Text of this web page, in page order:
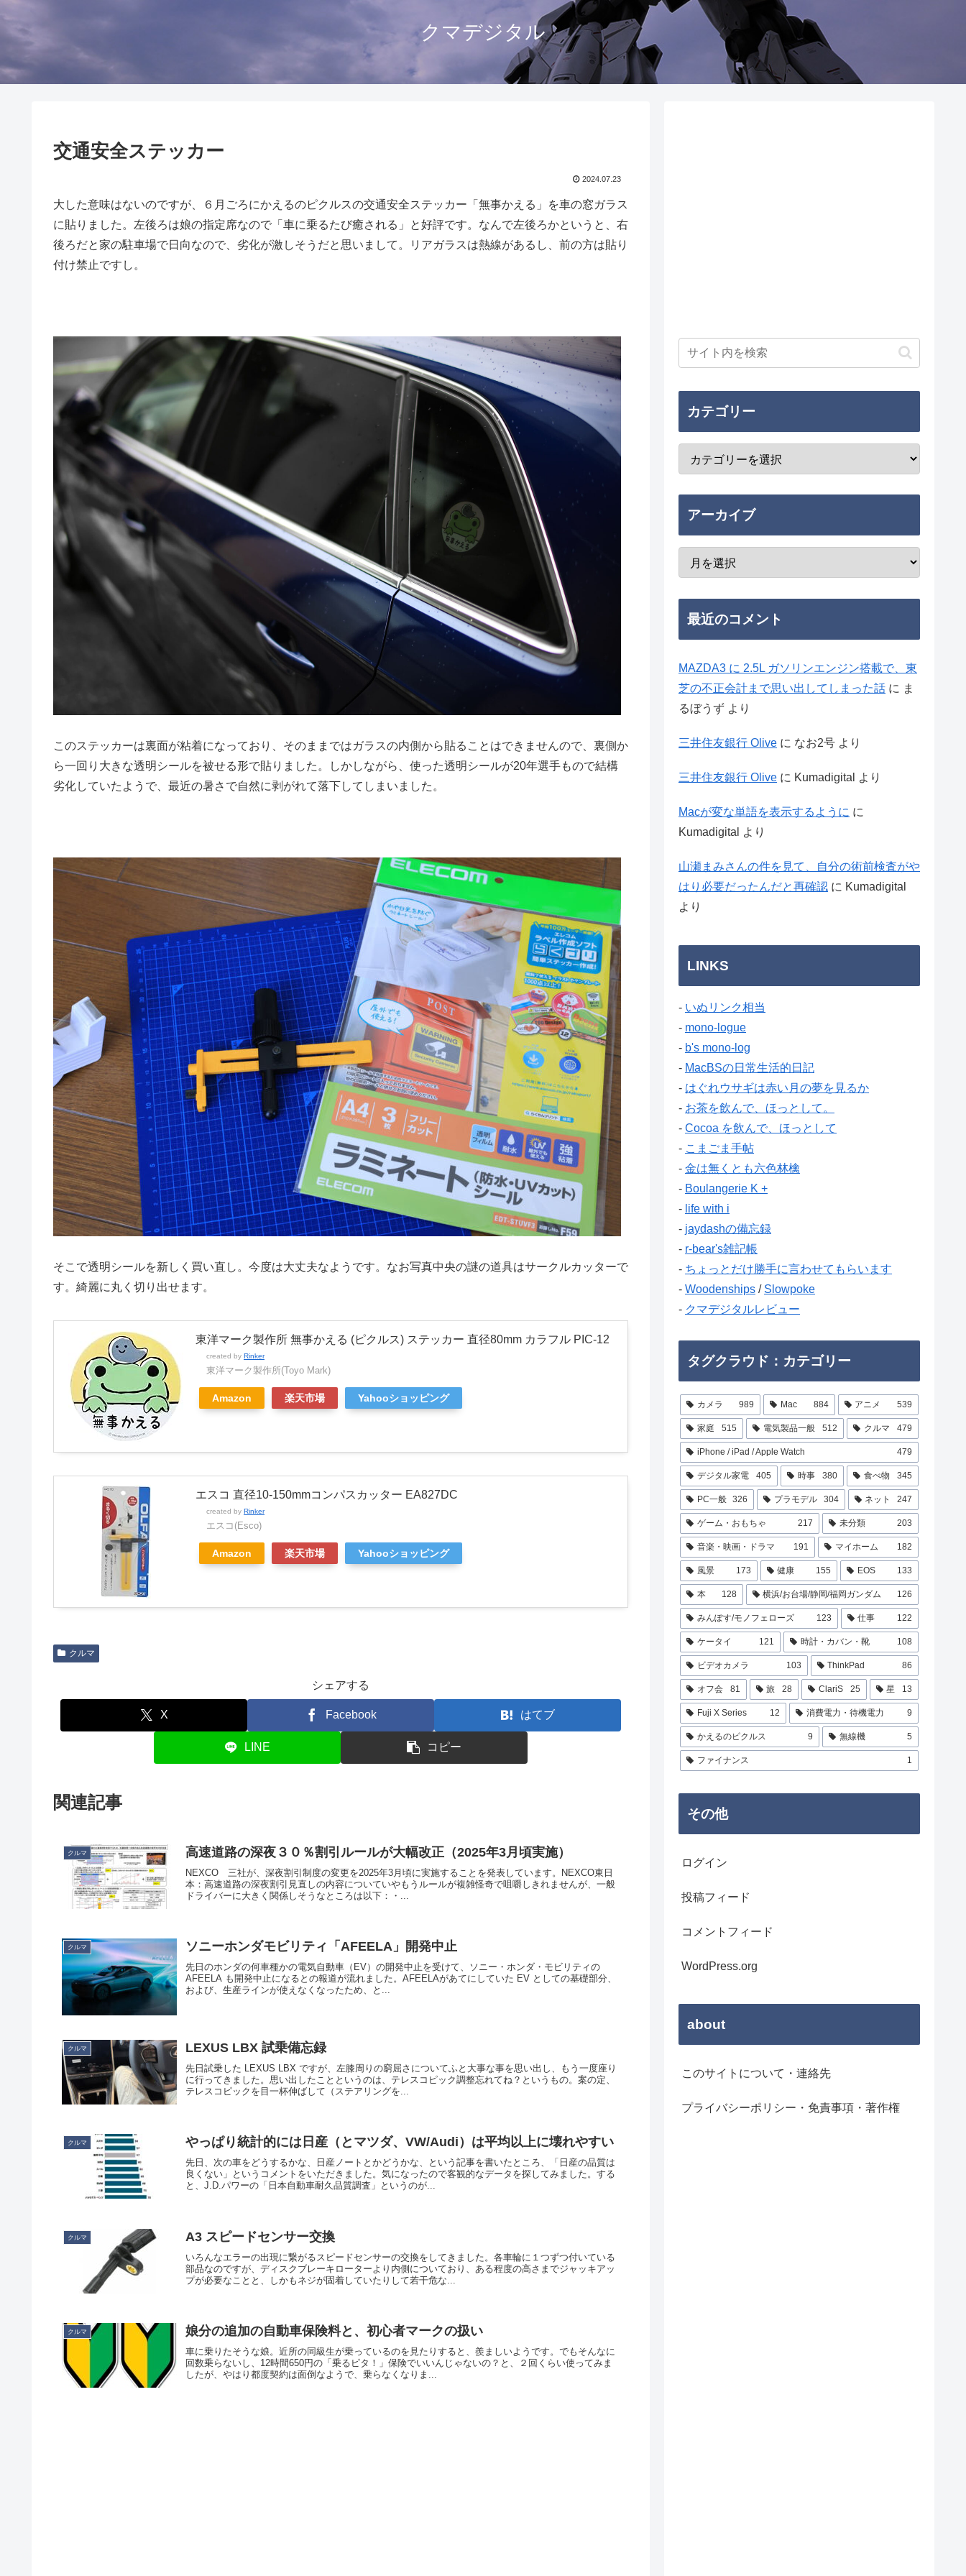
クマデジタル
交通安全ステッカー
2024.07.23
大した意味はないのですが、６月ごろにかえるのピクルスの交通安全ステッカー「無事かえる」を車の窓ガラス
に貼りました。左後ろは娘の指定席なので「車に乗るたび癒される」と好評です。なんで左後ろかというと、右
後ろだと家の駐車場で日向なので、劣化が激しそうだと思いまして。リアガラスは熱線があるし、前の方は貼り
付け禁止ですし。
このステッカーは裏面が粘着になっており、そのままではガラスの内側から貼ることはできませんので、裏側か
ら一回り大きな透明シールを被せる形で貼りました。しかしながら、使った透明シールが20年選手もので結構
劣化していたようで、最近の暑さで自然に剥がれて落下してしまいました。
そこで透明シールを新しく買い直し。今度は大丈夫なようです。なお写真中央の謎の道具はサークルカッターで
す。綺麗に丸く切り出せます。
東洋マーク製作所 無事かえる (ピクルス) ステッカー 直径80mm カラフル PIC-12
created by Rinker
東洋マーク製作所(Toyo Mark)
Amazon 楽天市場 Yahooショッピング
エスコ 直径10-150mmコンパスカッター EA827DC
created by Rinker
エスコ(Esco)
Amazon 楽天市場 Yahooショッピング
クルマ
シェアする
X Facebook はてブ
LINE コピー
関連記事
クルマ 高速道路の深夜３０％割引ルールが大幅改正（2025年3月頃実施）
NEXCO 三社が、深夜割引制度の変更を2025年3月頃に実施することを発表しています。NEXCO東日
本：高速道路の深夜割引見直しの内容についていやもうルールが複雑怪奇で咀嚼しきれませんが、一般
ドライバーに大きく関係しそうなところは以下：・...
クルマ ソニーホンダモビリティ「AFEELA」開発中止
先日のホンダの何車種かの電気自動車（EV）の開発中止を受けて、ソニー・ホンダ・モビリティの
AFEELA も開発中止になるとの報道が流れました。AFEELAがあてにしていた EV としての基礎部分、
および、生産ラインが使えなくなったため、と...
クルマ LEXUS LBX 試乗備忘録
先日試乗した LEXUS LBX ですが、左膝周りの窮屈さについてふと大事な事を思い出し、もう一度座り
に行ってきました。思い出したことというのは、テレスコピック調整忘れてね？というもの。案の定、
テレスコピックを目一杯伸ばして（ステアリングを...
クルマ やっぱり統計的には日産（とマツダ、VW/Audi）は平均以上に壊れやすい
先日、次の車をどうするかな、日産ノートとかどうかな、という記事を書いたところ、「日産の品質は
良くない」というコメントをいただきました。気になったので客観的なデータを探してみました。する
と、J.D.パワーの「日本自動車耐久品質調査」というのが...
クルマ A3 スピードセンサー交換
いろんなエラーの出現に繋がるスピードセンサーの交換をしてきました。各車輪に１つずつ付いている
部品なのですが、ディスクブレーキローターより内側についており、ある程度の高さまでジャッキアッ
プが必要なことと、しかもネジが固着していたりして若干危な...
クルマ 娘分の追加の自動車保険料と、初心者マークの扱い
車に乗りたそうな娘。近所の同級生が乗っているのを見たりすると、羨ましいようです。でもそんなに
回数乗らないし、12時間650円の「乗るピタ！」保険でいいんじゃないの？と、２回くらい使ってみま
したが、やはり都度契約は面倒なようで、乗らなくなりま...
カテゴリー
アーカイブ
最近のコメント
MAZDA3 に 2.5L ガソリンエンジン搭載で、東
芝の不正会計まで思い出してしまった話 に ま
るぼうず より
三井住友銀行 Olive に なお2号 より
三井住友銀行 Olive に Kumadigital より
Macが変な単語を表示するように に
Kumadigital
より
山瀬まみさんの件を見て、自分の術前検査がや
はり必要だったんだと再確認 に Kumadigital
より
LINKS
- いぬリンク相当
- mono-logue
- b's mono-log
- MacBSの日常生活的日記
- はぐれウサギは赤い月の夢を見るか
- お茶を飲んで、ほっとして。
- Cocoa を飲んで、ほっとして
- こまごま手帖
- 金は無くとも六色林檎
- Boulangerie K +
- life with i
- jaydashの備忘録
- r-bear's雑記帳
- ちょっとだけ勝手に言わせてもらいます
- Woodenships / Slowpoke
- クマデジタルレビュー
タグクラウド：カテゴリー
カメラ 989 Mac 884 アニメ 539
家庭 515 電気製品一般 512 クルマ 479
iPhone / iPad / Apple Watch 479
デジタル家電 405 時事 380 食べ物 345
PC一般 326 プラモデル 304 ネット 247
ゲーム・おもちゃ 217 未分類 203
音楽・映画・ドラマ 191 マイホーム 182
風景 173 健康 155 EOS 133
本 128 横浜/お台場/静岡/福岡ガンダム 126
みんぽす/モノフェローズ 123 仕事 122
ケータイ 121 時計・カバン・靴 108
ビデオカメラ 103 ThinkPad 86
オフ会 81 旅 28 ClariS 25 星 13
Fuji X Series 12 消費電力・待機電力 9
かえるのピクルス 9 無線機 5
ファイナンス 1
その他
ログイン
投稿フィード
コメントフィード
WordPress.org
about
このサイトについて・連絡先
プライバシーポリシー・免責事項・著作権